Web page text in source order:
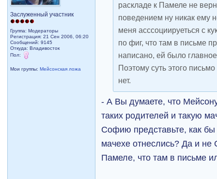
Заслуженный участник
Группа: Модераторы
Регистрация: 21 Сен 2006, 06:20
Сообщений: 9145
Откуда: Владивосток
Пол:
Мои группы:Мейсонская ложа
раскладе к Памеле не
поведением ну никак ему
меня асссоциируеться с
по фиг, что там в письме
написано, ей было
Поэтому суть этого
нет.
- А Вы думаете, что
таких родителей и такую
Софию представьте, как
мачехе отнеслись? Да и
Памеле, что там в письме